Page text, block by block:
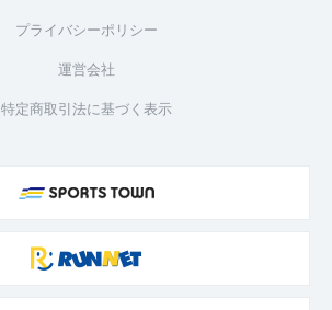
プライバシーポリシー
運営会社
特定商取引法に基づく表示